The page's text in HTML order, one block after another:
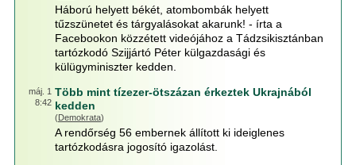
Háború helyett békét, atombombák helyett
tűzszünetet és tárgyalásokat akarunk! - írta a
Facebookon közzétett videójához a Tádzsikisztánban
tartózkodó Szijjártó Péter külgazdasági és
külügyminiszter kedden.
máj. 1
8:42
Több mint tízezer-ötszázan érkeztek Ukrajnából
kedden
(Demokrata)
A rendőrség 56 embernek állított ki ideiglenes
tartózkodásra jogosító igazolást.